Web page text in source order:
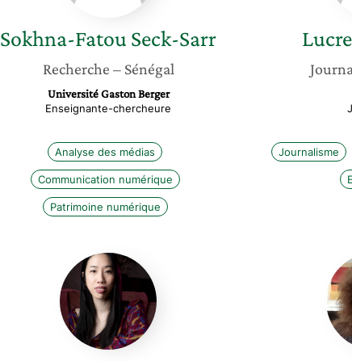
Sokhna-Fatou Seck-Sarr
Recherche – Sénégal
Université Gaston Berger
Enseignante-chercheure
Analyse des médias
Communication numérique
Patrimoine numérique
Journalisme
Linh-
Lan
Dao